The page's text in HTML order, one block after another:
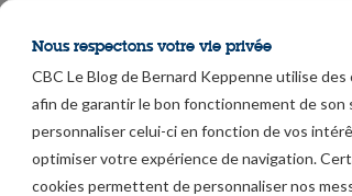
avec l’annonce que le prêteur
financières. Son
prêteurs, MFS avait emprunté 2
de valeur refuge car le Japon est
le franc suisse a atteint un niveau
Nous respectons votre vie privée
CBC Le Blog de Bernard Keppenne utilise des
afin de garantir le bon fonctionnement de son
personnaliser celui-ci en fonction de vos
optimiser votre expérience de navigation.
cookies permettent de personnaliser nos